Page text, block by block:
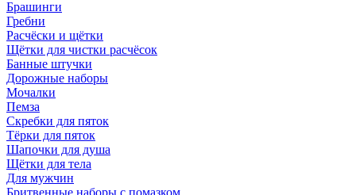
Брашинги
Гребни
Расчёски и щётки
Щётки для чистки расчёсок
Банные штучки
Дорожные наборы
Мочалки
Пемза
Скребки для пяток
Тёрки для пяток
Шапочки для душа
Щётки для тела
Для мужчин
Бритвенные наборы с помазком